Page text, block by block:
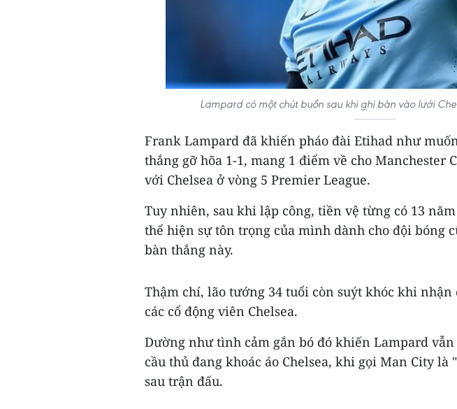
Lampard có một chút buồn sau khi ghi bàn vào lưới
Frank Lampard đã khiến pháo đài Etihad như
thắng gỡ hõa 1-1, mang 1 điểm về cho Manchester
với Chelsea ở vòng 5 Premier League.
Tuy nhiên, sau khi lập công, tiền vệ từng có 13
thể hiện sự tôn trọng của mình dành cho đội bóng
bàn thắng này.
Thậm chí, lão tướng 34 tuổi còn suýt khóc khi
các cổ động viên Chelsea.
Dường như tình cảm gắn bó đó khiến Lampard
cầu thủ đang khoác áo Chelsea, khi gọi Man City
sau trận đấu.